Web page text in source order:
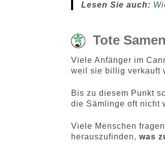
Lesen Sie auch:
Tote
Viele Anfänger im
weil sie billig verkauft
Bis zu diesem Punkt
die Sämlinge oft nicht
Viele Menschen
herauszufinden,was